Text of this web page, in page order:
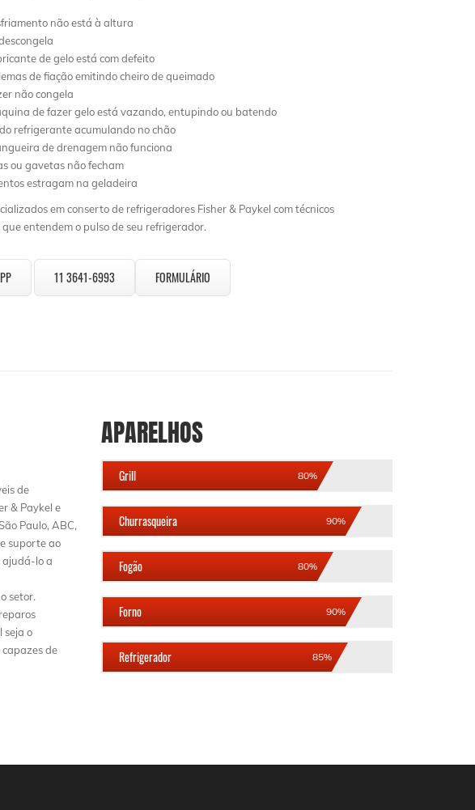
não está à altura
de gelo está com defeito
de fiação emitindo cheiro de queimado
não congela
de fazer gelo está vazando, entupindo ou batendo
refrigerante acumulando no chão
de drenagem não funciona
ou gavetas não fecham
estragam na geladeira
em conserto de refrigeradores Fisher & Paykel com técnicos
entendem o pulso de seu refrigerador.
11 3641-6993 FORMULÁRIO
de
& Paykel e
Paulo, ABC,
suporte ao
ajudá-lo a
setor.
seja o
capazes de
APARELHOS
Grill 80%
Churrasqueira 90%
Fogão 80%
Forno 90%
Refrigerador 85%